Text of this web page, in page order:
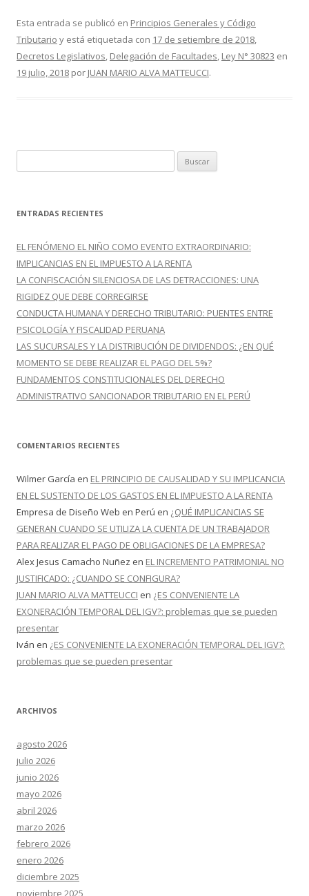
e
b
o
itt
er
m
p
ar
Esta entrada se publicó en Principios Generales y Código
Tributario y está etiquetada con 17 de setiembre de 2018,
Decretos Legislativos, Delegación de Facultades, Ley N° 30823 en
19 julio, 2018 por JUAN MARIO ALVA MATTEUCCI.
u
c
r
:
ENTRADAS RECIENTES
EL FENÓMENO EL NIÑO COMO EVENTO EXTRAORDINARIO:
IMPLICANCIAS EN EL IMPUESTO A LA RENTA
LA CONFISCACIÓN SILENCIOSA DE LAS DETRACCIONES: UNA
RIGIDEZ QUE DEBE CORREGIRSE
CONDUCTA HUMANA Y DERECHO TRIBUTARIO: PUENTES ENTRE
PSICOLOGÍA Y FISCALIDAD PERUANA
LAS SUCURSALES Y LA DISTRIBUCIÓN DE DIVIDENDOS: ¿EN QUÉ
MOMENTO SE DEBE REALIZAR EL PAGO DEL 5%?
FUNDAMENTOS CONSTITUCIONALES DEL DERECHO
ADMINISTRATIVO SANCIONADOR TRIBUTARIO EN EL PERÚ
COMENTARIOS RECIENTES
Wilmer García en EL PRINCIPIO DE CAUSALIDAD Y SU IMPLICANCIA
EN EL SUSTENTO DE LOS GASTOS EN EL IMPUESTO A LA RENTA
Empresa de Diseño Web en Perú en ¿QUÉ IMPLICANCIAS SE
GENERAN CUANDO SE UTILIZA LA CUENTA DE UN TRABAJADOR
PARA REALIZAR EL PAGO DE OBLIGACIONES DE LA EMPRESA?
Alex Jesus Camacho Nuñez en EL INCREMENTO PATRIMONIAL NO
JUSTIFICADO: ¿CUANDO SE CONFIGURA?
JUAN MARIO ALVA MATTEUCCI en ¿ES CONVENIENTE LA
EXONERACIÓN TEMPORAL DEL IGV?: problemas que se pueden
presentar
Iván en ¿ES CONVENIENTE LA EXONERACIÓN TEMPORAL DEL IGV?:
problemas que se pueden presentar
ARCHIVOS
agosto 2026
julio 2026
junio 2026
mayo 2026
abril 2026
marzo 2026
febrero 2026
enero 2026
diciembre 2025
noviembre 2025